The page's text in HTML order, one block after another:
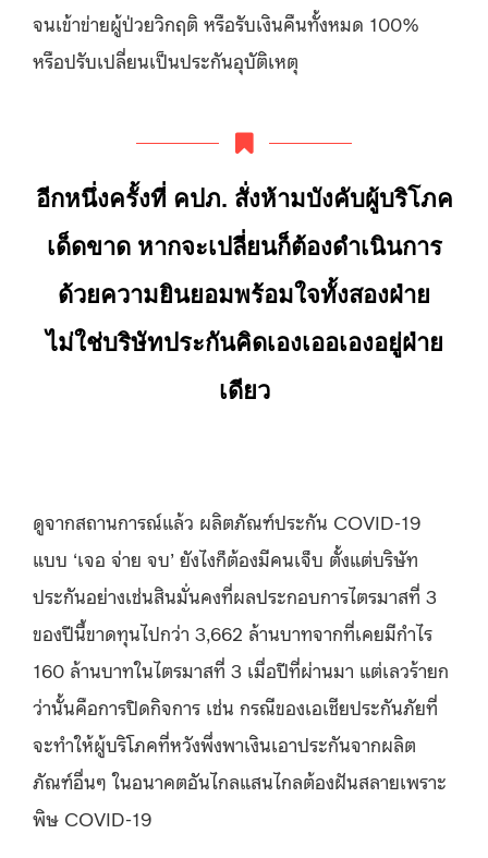
จนเข้าข่ายผู้ป่วยวิกฤติ หรือรับเงินคืนทั้งหมด 100%
หรือปรับเปลี่ยนเป็นประกันอุบัติเหตุ
อีกหนึ่งครั้งที่ คปภ. สั่งห้ามบังคับผู้บริโภค
เด็ดขาด หากจะเปลี่ยนก็ต้องดำเนินการ
ด้วยความยินยอมพร้อมใจทั้งสองฝ่าย
ไม่ใช่บริษัทประกันคิดเองเออเองอยู่ฝ่าย
เดียว
ดูจากสถานการณ์แล้ว ผลิตภัณฑ์ประกัน COVID-19
แบบ ‘เจอ จ่าย จบ’ ยังไงก็ต้องมีคนเจ็บ ตั้งแต่บริษัท
ประกันอย่างเช่นสินมั่นคงที่ผลประกอบการไตรมาสที่ 3
ของปีนี้ขาดทุนไปกว่า 3,662 ล้านบาทจากที่เคยมีกำไร
160 ล้านบาทในไตรมาสที่ 3 เมื่อปีที่ผ่านมา แต่เลวร้ายก
ว่านั้นคือการปิดกิจการ เช่น กรณีของเอเชียประกันภัยที่
จะทำให้ผู้บริโภคที่หวังพึ่งพาเงินเอาประกันจากผลิต
ภัณฑ์อื่นๆ ในอนาคตอันไกลแสนไกลต้องฝันสลายเพราะ
พิษ COVID-19